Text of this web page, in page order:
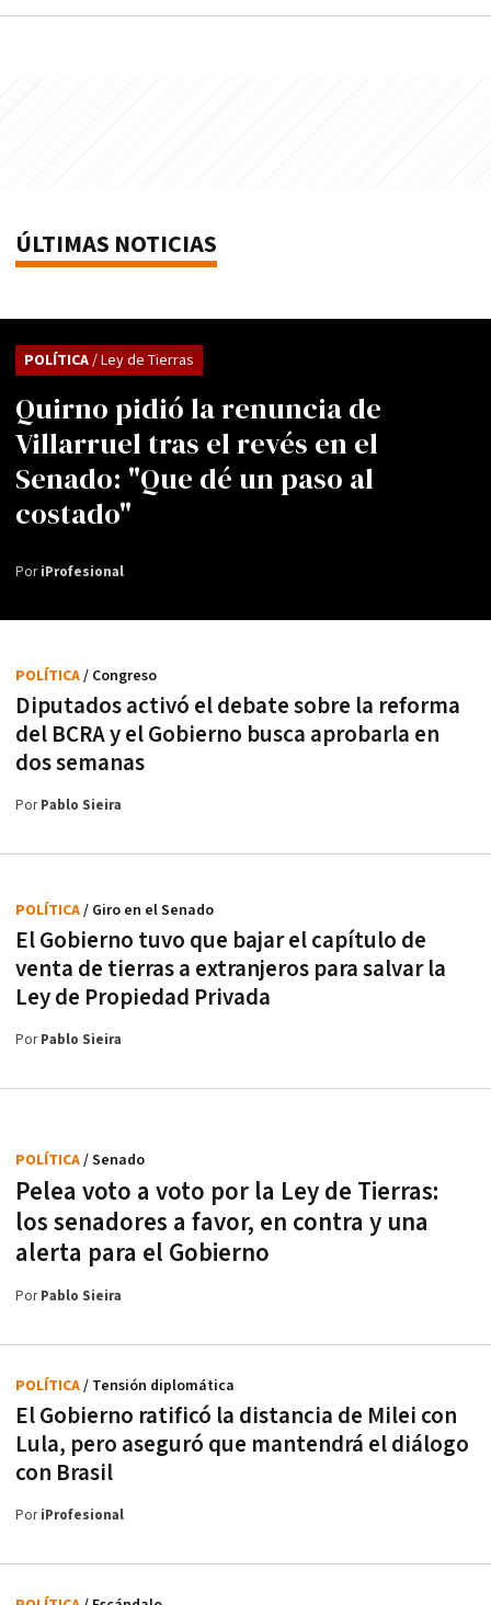
ÚLTIMAS NOTICIAS
Quirno pidió la renuncia de
Villarruel tras el revés en el
Senado: "Que dé un paso al
costado"
POLÍTICA/ Ley de Tierras
PoriProfesional
Diputados activó el debate sobre la reforma
del BCRA y el Gobierno busca aprobarla en
dos semanas
POLÍTICA/ Congreso
PorPablo Sieira
El Gobierno tuvo que bajar el capítulo de
venta de tierras a extranjeros para salvar la
Ley de Propiedad Privada
POLÍTICA/ Giro en el Senado
PorPablo Sieira
Pelea voto a voto por la Ley de Tierras:
los senadores a favor, en contra y una
alerta para el Gobierno
POLÍTICA/ Senado
PorPablo Sieira
El Gobierno ratificó la distancia de Milei con
Lula, pero aseguró que mantendrá el diálogo
con Brasil
POLÍTICA/ Tensión diplomática
PoriProfesional